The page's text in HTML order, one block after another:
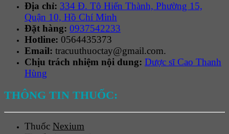
Địa chỉ: 334 Đ. Tô Hiến Thành, Phường 15,
Quận 10, Hồ Chí Minh
Đặt hàng: 0937542233
Hotline: 0564435373
Email: tracuuthuoctay@gmail.com.
Chịu trách nhiệm nội dung: Dược sĩ Cao Thanh
Hùng
THÔNG TIN THUỐC:
Thuốc Nexium